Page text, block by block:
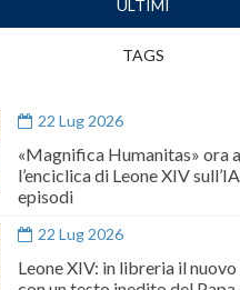
ULTIMI
TAGS
22 Lug 2026
«Magnifica Humanitas» ora
l’enciclica di Leone XIV
episodi
22 Lug 2026
Leone XIV: in libreria il